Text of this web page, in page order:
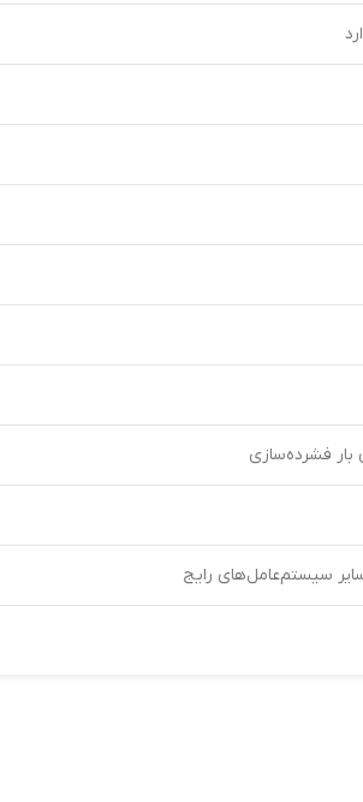
سیستم‌عامل‌های رایج